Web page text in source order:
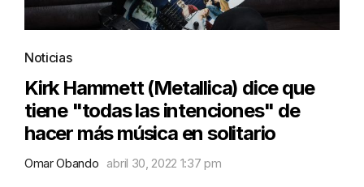
Noticias
Kirk Hammett (Metallica) dice que
tiene "todas las intenciones" de
hacer más música en solitario
Omar Obando abril 30, 2022 1:37 pm